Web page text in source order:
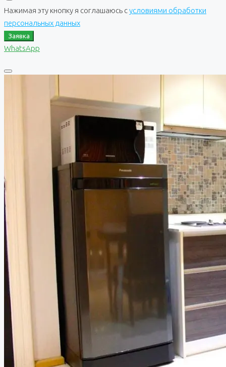
Нажимая эту кнопку я соглашаюсь сусловиями обработки
персональных данных
Заявка
WhatsApp